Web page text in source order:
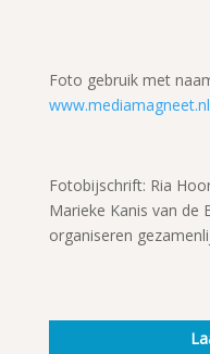
Foto gebruik met
www.mediamagneet.nl
Fotobijschrift: Ria
Marieke Kanis van de
organiseren